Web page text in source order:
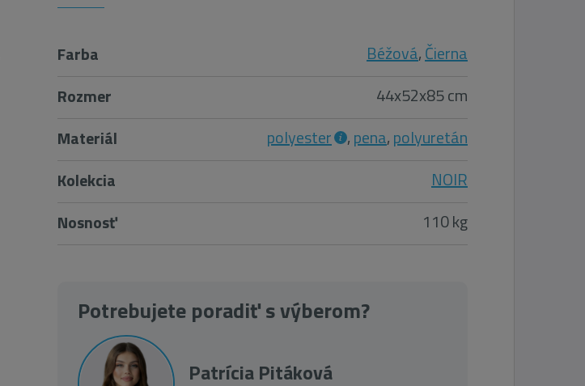
Farba Béžová,Čierna
Rozmer
44x52x85 cm
Materiál
polyester ,pena,polyuretán
Kolekcia
NOIR
Nosnosť
110 kg
Potrebujete poradiť s výberom?
Patrícia Pitáková